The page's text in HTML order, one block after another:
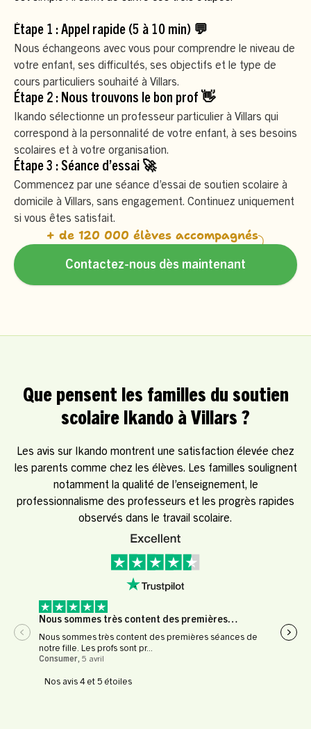
Étape 1 : Appel rapide (5 à 10 min) 💬
Nous échangeons avec vous pour comprendre le niveau de
votre enfant, ses difficultés, ses objectifs et le type de
cours particuliers souhaité à Villars.
Étape 2 : Nous trouvons le bon prof 👋
Ikando sélectionne un professeur particulier à Villars qui
correspond à la personnalité de votre enfant, à ses besoins
scolaires et à votre organisation.
Étape 3 : Séance d’essai 🚀
Commencez par une séance d’essai de soutien scolaire à
domicile à Villars, sans engagement. Continuez uniquement
si vous êtes satisfait.
+ de 120 000 élèves accompagnés
Contactez-nous dès maintenant
Que pensent les familles du soutien
scolaire Ikando à Villars ?
Les avis sur Ikando montrent une satisfaction élevée chez
les parents comme chez les élèves. Les familles soulignent
notamment la qualité de l’enseignement, le
professionnalisme des professeurs et les progrès rapides
observés dans le travail scolaire.
Nous sommes très content des premières…
Nous sommes très content des premières séances de
notre fille. Les profs sont pr...
Consumer, 5 avril
Nos avis 4 et 5 étoiles